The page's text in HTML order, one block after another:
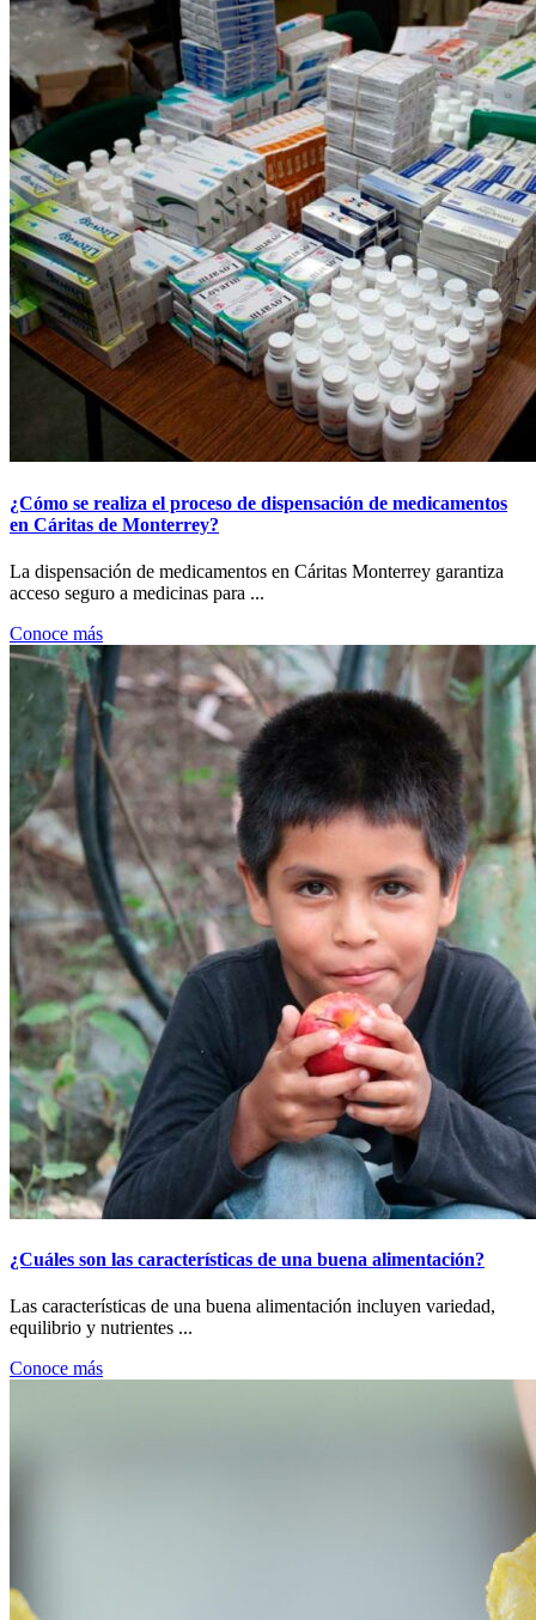
¿Cómo se realiza el proceso de dispensación de medicamentos
en Cáritas de Monterrey?
La dispensación de medicamentos en Cáritas Monterrey garantiza
acceso seguro a medicinas para ...
Conoce más
¿Cuáles son las características de una buena alimentación?
Las características de una buena alimentación incluyen variedad,
equilibrio y nutrientes ...
Conoce más